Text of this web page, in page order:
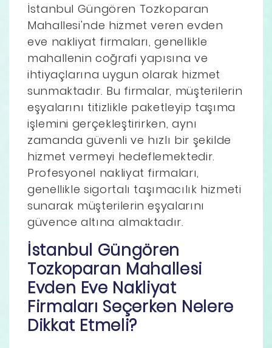
İstanbul Güngören Tozkoparan
Mahallesi'nde hizmet veren evden
eve nakliyat firmaları, genellikle
mahallenin coğrafi yapısına ve
ihtiyaçlarına uygun olarak hizmet
sunmaktadır. Bu firmalar, müşterilerin
eşyalarını titizlikle paketleyip taşıma
işlemini gerçekleştirirken, aynı
zamanda güvenli ve hızlı bir şekilde
hizmet vermeyi hedeflemektedir.
Profesyonel nakliyat firmaları,
genellikle sigortalı taşımacılık hizmeti
sunarak müşterilerin eşyalarını
güvence altına almaktadır.
İstanbul Güngören
Tozkoparan Mahallesi
Evden Eve Nakliyat
Firmaları Seçerken Nelere
Dikkat Etmeli?